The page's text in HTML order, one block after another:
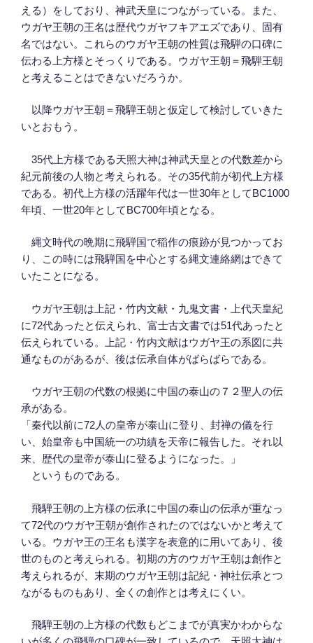
える）をしており、神武天皇につながっている。また、
ウガヤ王朝の王名は歴代ウガヤフキアエズであり、固有
名ではない。これらのウガヤ王朝の性質は飛騨の口碑に
伝わる上方様とそっくりである。ウガヤ王朝＝飛騨王朝
と考えることはできないだろうか。
以降ウガヤ王朝＝飛騨王朝と仮定して検討していきた
いとおもう。
35代上方様である天照大神は神武天皇との代数差から
紀元前後の人物と考えられる。その35代前が初代上方様
である。初代上方様の活躍年代は一世30年としてBC1000
年頃、一世20年としてBC700年頃となる。
縄文時代の晩期に飛騨国で稲作の痕跡が見つかってお
り、この時には飛騨国を中心とする縄文連絡網はできて
いたことになる。
ウガヤ王朝は上記・竹内文献・九鬼文書・上代天皇紀
に72代あったと伝えられ、富士古文書では51代あったと
伝えられている。上記・竹内文献はウガヤ王の系図に共
通なものがあるが、後は伝承自体がばらばらである。
ウガヤ王朝の代数の根拠に中国の泰山の７２聖人の伝
承がある。
「秦代以前に72人の皇帝が泰山に登り、封禅の儀を行
い、始皇帝も中国統一の功績を天帝に報告した。それ以
来、歴代の皇帝が泰山に登るようになった。」
というものである。
飛騨王朝の上方様の伝承に中国の泰山の伝承が重なっ
て72代のウガヤ王朝が創作されたのではないかと考えて
いる。ウガヤ王の王名も漢字を表意的に用いてあり、後
世のものと考えられる。初期の方のウガヤ王朝は創作と
考えられるが、末期のウガヤ王朝は記紀・神社伝承とつ
ながるものもあり、全くの創作とは考えにくい。
飛騨王朝の上方様の代数もどこまでが真実かわからな